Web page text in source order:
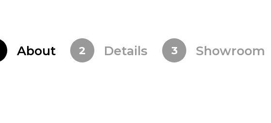
About 2 Details 3 Showroom